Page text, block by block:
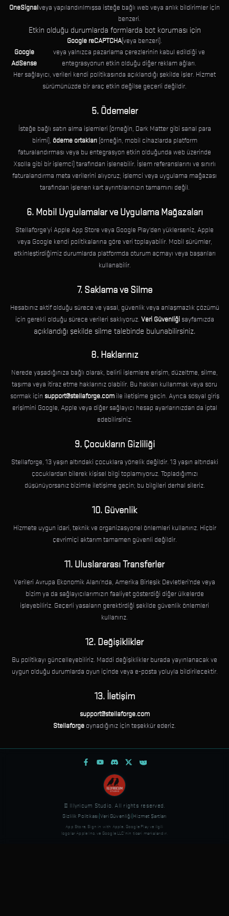
OneSignalveya yapılandırılmışsa isteğe bağlı web veya anlık bildirimler için
benzeri.
Etkin olduğu durumlarda formlarda bot koruması için
Google reCAPTCHA(veya benzeri).
Google
AdSense
veya yalnızca pazarlama çerezlerinin kabul edildiği ve
entegrasyonun etkin olduğu diğer reklam ağları.
Her sağlayıcı, verileri kendi politikasında açıklandığı şekilde işler. Hizmet
sürümünüzde bir araç etkin değilse geçerli değildir.
5. Ödemeler
İsteğe bağlı satın alma işlemleri (örneğin, Dark Matter gibi sanal para
birimi), ödeme ortakları(örneğin, mobil cihazlarda platform
faturalandırması veya bu entegrasyon etkin olduğunda web üzerinde
Xsolla gibi bir işlemci) tarafından işlenebilir. İşlem referanslarını ve sınırlı
faturalandırma meta verilerini alıyoruz; işlemci veya uygulama mağazası
tarafından işlenen kart ayrıntılarınızın tamamını değil.
6. Mobil Uygulamalar ve Uygulama Mağazaları
Stellaforge'yi Apple App Store veya Google Play'den yüklerseniz, Apple
veya Google kendi politikalarına göre veri toplayabilir. Mobil sürümler,
etkinleştirdiğimiz durumlarda platformda oturum açmayı veya başarıları
kullanabilir.
7. Saklama ve Silme
Hesabınız aktif olduğu sürece ve yasal, güvenlik veya anlaşmazlık çözümü
için gerekli olduğu sürece verileri saklıyoruz. Veri Güvenliğisayfamızda
açıklandığı şekilde silme talebinde bulunabilirsiniz.
8. Haklarınız
Nerede yaşadığınıza bağlı olarak, belirli işlemlere erişim, düzeltme, silme,
taşıma veya itiraz etme haklarınız olabilir. Bu hakları kullanmak veya soru
sormak için support@stellaforge.comile iletişime geçin. Ayrıca sosyal giriş
erişimini Google, Apple veya diğer sağlayıcı hesap ayarlarınızdan da iptal
edebilirsiniz.
9. Çocukların Gizliliği
Stellaforge, 13 yaşın altındaki çocuklara yönelik değildir. 13 yaşın altındaki
çocuklardan bilerek kişisel bilgi toplamıyoruz. Topladığımızı
düşünüyorsanız bizimle iletişime geçin; bu bilgileri derhal sileriz.
10. Güvenlik
Hizmete uygun idari, teknik ve organizasyonel önlemleri kullanırız. Hiçbir
çevrimiçi aktarım tamamen güvenli değildir.
11. Uluslararası Transferler
Verileri Avrupa Ekonomik Alanı'nda, Amerika Birleşik Devletleri'nde veya
bizim ya da sağlayıcılarımızın faaliyet gösterdiği diğer ülkelerde
işleyebiliriz. Geçerli yasaların gerektirdiği şekilde güvenlik önlemleri
kullanırız.
12. Değişiklikler
Bu politikayı güncelleyebiliriz. Maddi değişiklikler burada yayınlanacak ve
uygun olduğu durumlarda oyun içinde veya e-posta yoluyla bildirilecektir.
13. İletişim
support@stellaforge.com
Stellaforge oynadığınız için teşekkür ederiz.
© Illyricum Studio. All rights reserved.
Gizlilik Politikası|Veri Güvenliği|Hizmet Şartları
App Store, Sign in with Apple, Google Play ve ilgili
logolar Apple Inc. ve Google LLC'nin ticari markalarıdır.